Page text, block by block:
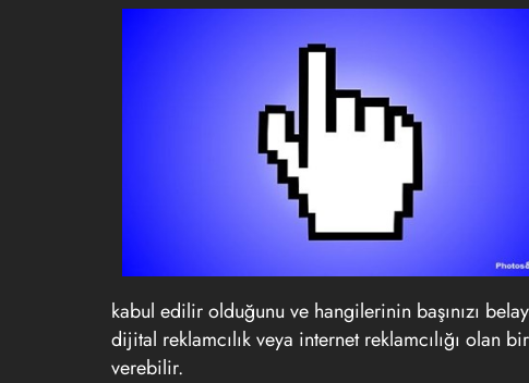
kabul edilir olduğunu ve hangilerinin başınızı
dijital reklamcılık veya internet reklamcılığı olan
verebilir.